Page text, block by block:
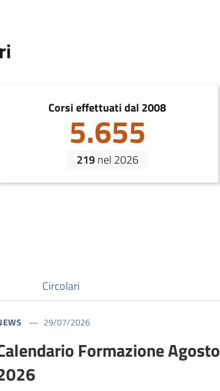
Corsi effettuati dal 2008
5.655
219nel 2026
Circolari
29/07/2026
Formazione Agosto